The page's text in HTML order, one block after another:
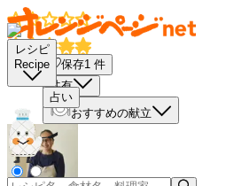
レシピ
Recipe
占い
保存1 件
共有
おすすめの献立